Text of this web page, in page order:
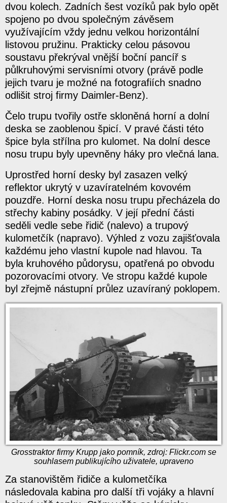
dvou kolech. Zadních šest vozíků pak bylo opět
spojeno po dvou společným závěsem
využívajícím vždy jednu velkou horizontální
listovou pružinu. Prakticky celou pásovou
soustavu překrýval vnější boční pancíř s
půlkruhovými servisními otvory (právě podle
jejich tvaru je možné na fotografiích snadno
odlišit stroj firmy Daimler-Benz).
Čelo trupu tvořily ostře skloněná horní a dolní
deska se zaoblenou špicí. V pravé části této
špice byla střílna pro kulomet. Na dolní desce
nosu trupu byly upevněny háky pro vlečná lana.
Uprostřed horní desky byl zasazen velký
reflektor ukrytý v uzavíratelném kovovém
pouzdře. Horní deska nosu trupu přecházela do
střechy kabiny posádky. V její přední části
seděli vedle sebe řidič (nalevo) a trupový
kulometčík (napravo). Výhled z vozu zajišťovala
každému jeho vlastní kupole nad hlavou. Ta
byla kruhového půdorysu, opatřená po obvodu
pozorovacími otvory. Ve stropu každé kupole
byl zřejmě nástupní průlez uzavíraný poklopem.
Grosstraktor firmy Krupp jako pomník, zdroj: Flickr.com se
souhlasem publikujícího uživatele, upraveno
Za stanovištěm řidiče a kulometčíka
následovala kabina pro další tři vojáky a hlavní